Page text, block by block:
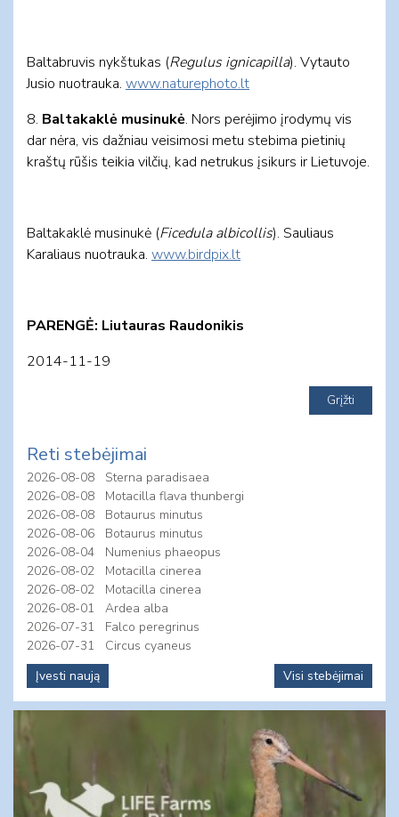
Baltabruvis nykštukas (Regulus ignicapilla). Vytauto
Jusio nuotrauka. www.naturephoto.lt
8. Baltakaklė musinukė. Nors perėjimo įrodymų vis
dar nėra, vis dažniau veisimosi metu stebima pietinių
kraštų rūšis teikia vilčių, kad netrukus įsikurs ir Lietuvoje.
Baltakaklė musinukė (Ficedula albicollis). Sauliaus
Karaliaus nuotrauka. www.birdpix.lt
PARENGĖ: Liutauras Raudonikis
2014-11-19
Reti stebėjimai
2026-08-08
Sterna paradisaea
2026-08-08
Motacilla flava thunbergi
2026-08-08
Botaurus minutus
2026-08-06
Botaurus minutus
2026-08-04
Numenius phaeopus
2026-08-02
Motacilla cinerea
2026-08-02
Motacilla cinerea
2026-08-01
Ardea alba
2026-07-31
Falco peregrinus
2026-07-31
Circus cyaneus
Įvesti naują
Visi stebėjimai